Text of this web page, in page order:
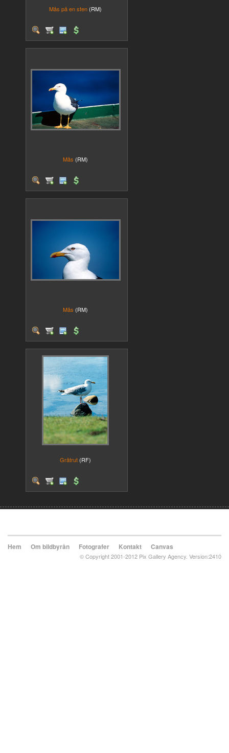
Mås på en sten (RM)
Mås (RM)
Mås (RM)
Gråtrut (RF)
Hem Om bildbyrån Fotografer Kontakt Canvas
© Copyright 2001-2012 Pix Gallery Agency. Version:2410